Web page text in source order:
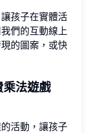
孩子在實體活
們的互動線上
的圖案，或快
乘法遊戲
活動，讓孩子